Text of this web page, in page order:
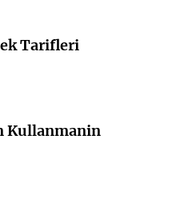
Tarifleri
Kullanmanin